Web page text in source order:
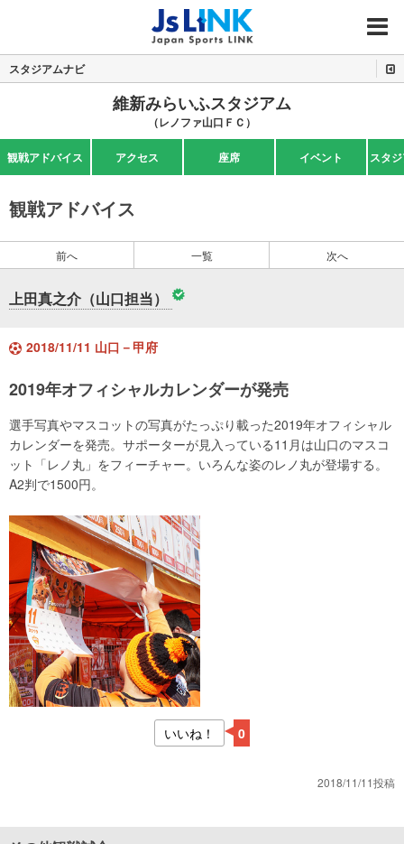
MENU
スタジアムナビ
維新みらいふスタジアム
（レノファ山口ＦＣ）
観戦アドバイス アクセス 座席 イベント スタ
観戦アドバイス
前へ 一覧 次へ
上田真之介（山口担当）
2018/11/11 山口－甲府
2019年オフィシャルカレンダーが発売
選手写真やマスコットの写真がたっぷり載った2019年オフィシャル
カレンダーを発売。サポーターが見入っている11月は山口のマスコ
ット「レノ丸」をフィーチャー。いろんな姿のレノ丸が登場する。
A2判で1500円。
いいね！ 0
2018/11/11投稿